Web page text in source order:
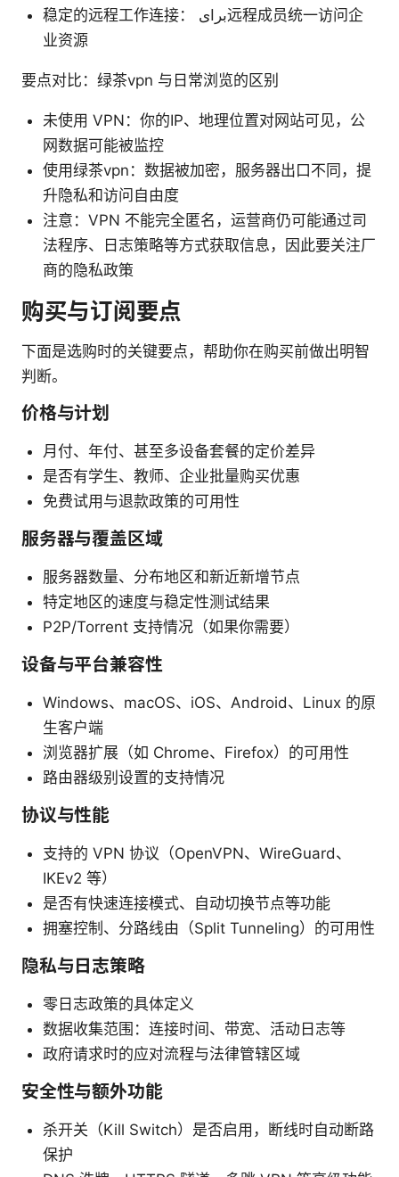
稳定的远程工作连接： برای远程成员统一访问企
业资源
要点对比：绿茶vpn 与日常浏览的区别
未使用 VPN：你的IP、地理位置对网站可见，公
网数据可能被监控
使用绿茶vpn：数据被加密，服务器出口不同，提
升隐私和访问自由度
注意：VPN 不能完全匿名，运营商仍可能通过司
法程序、日志策略等方式获取信息，因此要关注厂
商的隐私政策
购买与订阅要点
下面是选购时的关键要点，帮助你在购买前做出明智
判断。
价格与计划
月付、年付、甚至多设备套餐的定价差异
是否有学生、教师、企业批量购买优惠
免费试用与退款政策的可用性
服务器与覆盖区域
服务器数量、分布地区和新近新增节点
特定地区的速度与稳定性测试结果
P2P/Torrent 支持情况（如果你需要）
设备与平台兼容性
Windows、macOS、iOS、Android、Linux 的原
生客户端
浏览器扩展（如 Chrome、Firefox）的可用性
路由器级别设置的支持情况
协议与性能
支持的 VPN 协议（OpenVPN、WireGuard、
IKEv2 等）
是否有快速连接模式、自动切换节点等功能
拥塞控制、分路线由（Split Tunneling）的可用性
隐私与日志策略
零日志政策的具体定义
数据收集范围：连接时间、带宽、活动日志等
政府请求时的应对流程与法律管辖区域
安全性与额外功能
杀开关（Kill Switch）是否启用，断线时自动断路
保护